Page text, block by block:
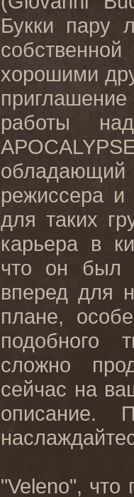
Букки пару
хорошими
работы
режиссера
для таких
карьера в
что он был
вперед для
плане,
подобного
сложно
сейчас на
описание.
"Veleno", что